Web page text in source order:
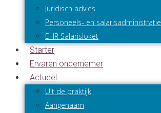
Juridisch advies
Personeels- en salarisadministratie
EHR Salarisloket
Starter
Ervaren ondernemer
Actueel
Uit de praktijk
Aangenaam